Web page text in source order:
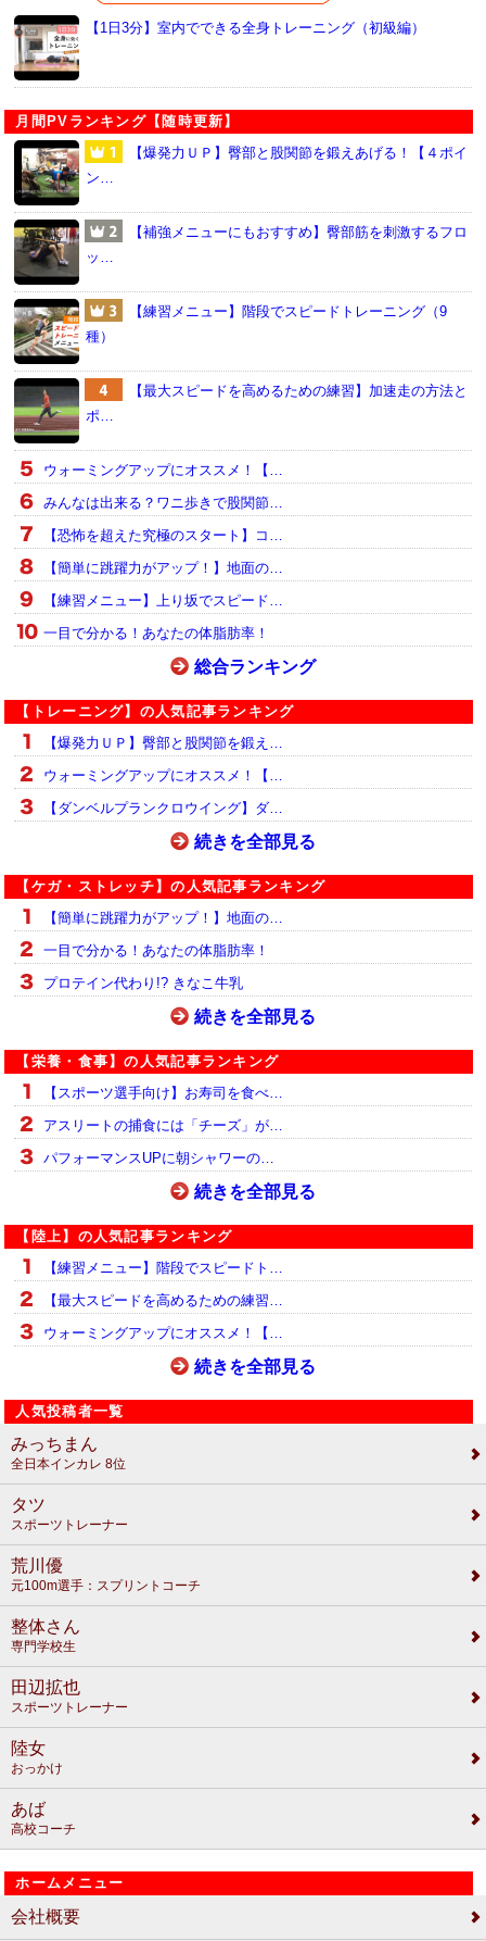
【1日3分】室内でできる全身トレーニング（初級編）
月間PVランキング【随時更新】
【爆発力ＵＰ】臀部と股関節を鍛えあげる！【４ポイ
ン…
【補強メニューにもおすすめ】臀部筋を刺激するフロ
ッ…
【練習メニュー】階段でスピードトレーニング（9
種）
【最大スピードを高めるための練習】加速走の方法と
ポ…
ウォーミングアップにオススメ！【…
みんなは出来る？ワニ歩きで股関節…
【恐怖を超えた究極のスタート】コ…
【簡単に跳躍力がアップ！】地面の…
【練習メニュー】上り坂でスピード…
一目で分かる！あなたの体脂肪率！
総合ランキング
【トレーニング】の人気記事ランキング
【爆発力ＵＰ】臀部と股関節を鍛え…
ウォーミングアップにオススメ！【…
【ダンベルプランクロウイング】ダ…
続きを全部見る
【ケガ・ストレッチ】の人気記事ランキング
【簡単に跳躍力がアップ！】地面の…
一目で分かる！あなたの体脂肪率！
プロテイン代わり!? きなこ牛乳
続きを全部見る
【栄養・食事】の人気記事ランキング
【スポーツ選手向け】お寿司を食べ…
アスリートの捕食には「チーズ」が…
パフォーマンスUPに朝シャワーの…
続きを全部見る
【陸上】の人気記事ランキング
【練習メニュー】階段でスピードト…
【最大スピードを高めるための練習…
ウォーミングアップにオススメ！【…
続きを全部見る
人気投稿者一覧
みっちまん
全日本インカレ 8位
タツ
スポーツトレーナー
荒川優
元100m選手：スプリントコーチ
整体さん
専門学校生
田辺拡也
スポーツトレーナー
陸女
おっかけ
あば
高校コーチ
ホームメニュー
会社概要